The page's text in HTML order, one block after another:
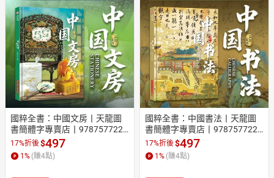
國粹全書：中國文房丨天龍圖
書簡體字專賣店丨9787577226
415 (tl2608_漢墨)
17%折後$497
1 % (賺4點)
國粹全書：中國書法丨天龍圖
書簡體字專賣店丨9787577226
453 (tl2608_漢墨)
17%折後$497
1 % (賺4點)